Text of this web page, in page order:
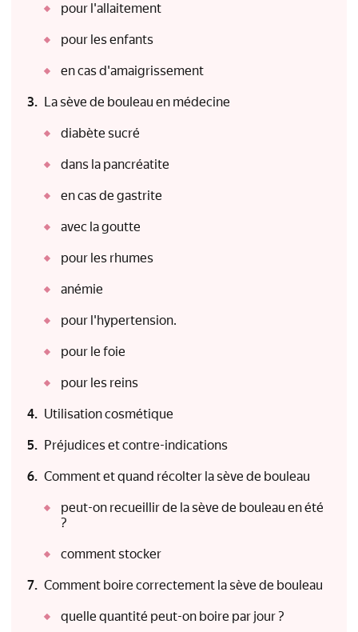
pour l'allaitement
pour les enfants
en cas d'amaigrissement
La sève de bouleau en médecine
diabète sucré
dans la pancréatite
en cas de gastrite
avec la goutte
pour les rhumes
anémie
pour l'hypertension.
pour le foie
pour les reins
Utilisation cosmétique
Préjudices et contre-indications
Comment et quand récolter la sève de bouleau
peut-on recueillir de la sève de bouleau en été
?
comment stocker
Comment boire correctement la sève de bouleau
quelle quantité peut-on boire par jour ?